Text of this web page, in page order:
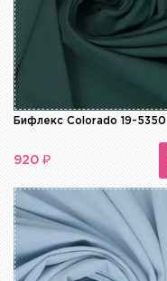
Бифлекс Colorado 19-5350
920 ₽